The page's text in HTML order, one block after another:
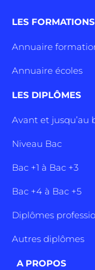
LES FORMATIONS
Annuaire
Annuaire écoles
LES DIPLÔMES
Avant et jusqu’au
Niveau Bac
Bac +1 à Bac +3
Bac +4 à Bac +5
Diplômes
Autres diplômes
A PROPOS